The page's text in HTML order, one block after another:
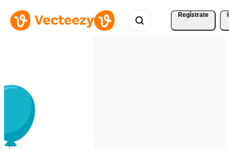
Regístrate